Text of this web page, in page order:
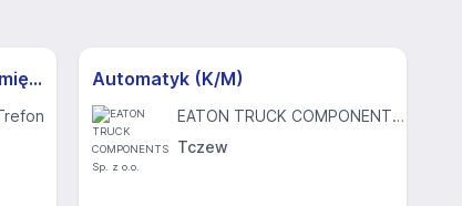
Kierowca C+E w transporcie międzynarodowym (M/K) - możliwa praca dorywcza Automatyk (K/M)
EATON TRUCK COMPONENTS Sp. z o.o.
Tczew